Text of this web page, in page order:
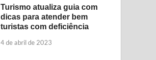
Turismo atualiza guia com
dicas para atender bem
turistas com deficiência
4 de abril de 2023